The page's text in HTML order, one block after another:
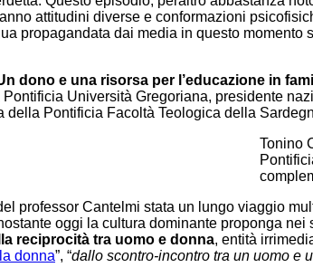
attitudini diverse e conformazioni
propagandata dai media in questo
dono e una risorsa per l’educazione in
Università Gregoriana, presidente
della Pontificia Facoltà Teologica della
Tonino
professor Cantelmi stata un lungo viaggio
oggi la cultura dominante proponga
reciprocità tra uomo e donna, entità
donna”, “dallo scontro-incontro tra un uomo e